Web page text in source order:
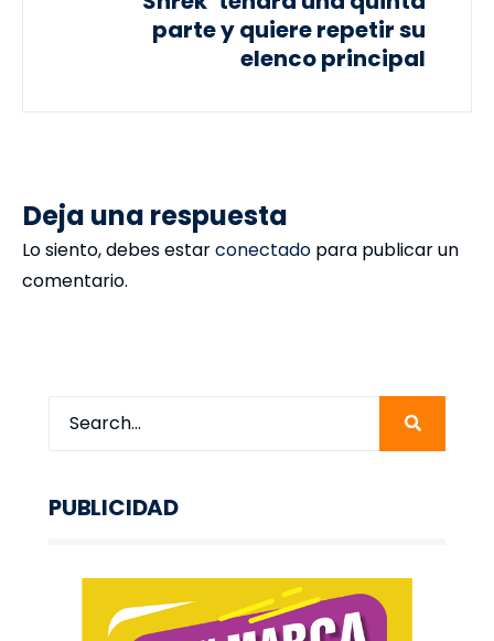
parte y quiere repetir su
elenco principal
Deja una respuesta
Lo siento, debes estarconectado para publicar un
comentario.
PUBLICIDAD